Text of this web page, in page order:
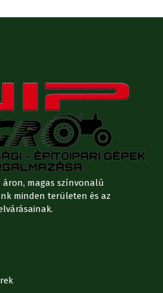
áron, magas színvonalú
minden területen és az